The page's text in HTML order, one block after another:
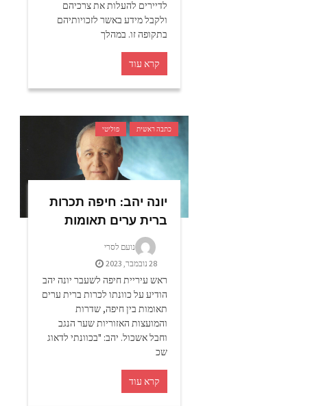
לדיירים להעלות את צרכיהם
ולקבל מידע באשר לזכויותיהם
בתקופה זו. במהלך
קרא עוד
כתבה ראשית פוליטי
יונה יהב: חיפה תכרות
ברית ערים תאומות
נועם לסרי
28 נובמבר, 2023
ראש עיריית חיפה לשעבר יונה יהב
הודיע על כוונתו לכרות ברית ערים
תאומות בין חיפה, שדרות
והמועצות האזוריות שער הנגב
וחבל אשכול. יהב: "בכוונתי לדאוג
שכ
קרא עוד